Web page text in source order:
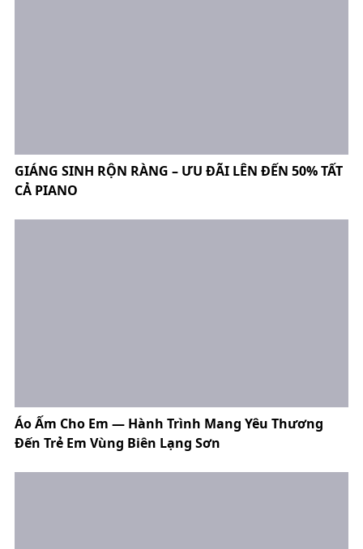
GIÁNG SINH RỘN RÀNG – ƯU ĐÃI LÊN ĐẾN 50% TẤT
CẢ PIANO
Áo Ấm Cho Em — Hành Trình Mang Yêu Thương
Đến Trẻ Em Vùng Biên Lạng Sơn